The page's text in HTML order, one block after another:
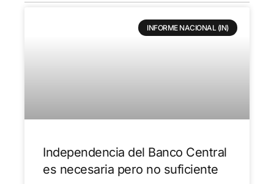
INFORME NACIONAL (IN)
Independencia del Banco Central
es necesaria pero no suficiente